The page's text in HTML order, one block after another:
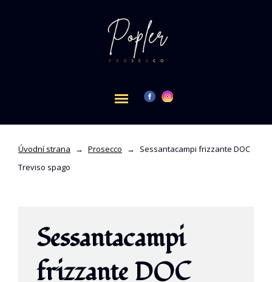
Úvodní strana → Prosecco →
Sessantacampi frizzante DOC
Treviso spago
Sessantacampi
frizzante DOC